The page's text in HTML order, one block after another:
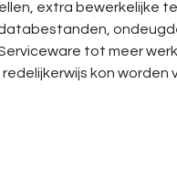
extra bewerkelijke
tot meer
kon worden